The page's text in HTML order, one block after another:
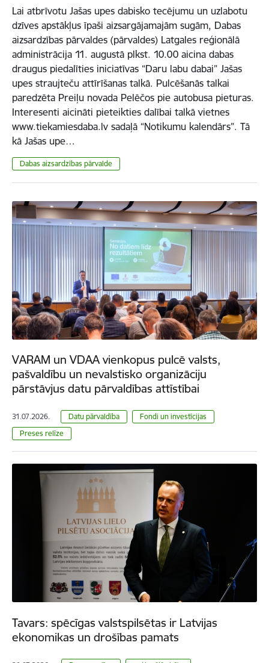
Lai atbrīvotu Jašas upes dabisko tecējumu un uzlabotu
dzīves apstākļus īpaši aizsargājamajām sugām, Dabas
aizsardzības pārvaldes (pārvaldes) Latgales reģionālā
administrācija 11. augustā plkst. 10.00 aicina dabas
draugus piedalīties iniciatīvas “Daru labu dabai” Jašas
upes straujteču attīrīšanas talkā. Pulcēšanās talkai
paredzēta Preiļu novada Pelēčos pie autobusa pieturas.
Interesenti aicināti pieteikties dalībai talkā vietnes
www.tiekamiesdaba.lv sadaļā “Notikumu kalendārs”. Tā
kā Jašas upe…
​​​​​​​Dabas aizsardzības pārvalde
VARAM un VDAA vienkopus pulcē valsts,
pašvaldību un nevalstisko organizāciju
pārstāvjus datu pārvaldības attīstībai
31.07.2026. Datu pārvaldība
Fondi un investīcijas
Preses relīze
Tavars: spēcīgas valstspilsētas ir Latvijas
ekonomikas un drošības pamats